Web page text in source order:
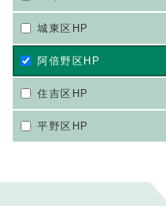
城東区HP
阿倍野区HP
住吉区HP
平野区HP